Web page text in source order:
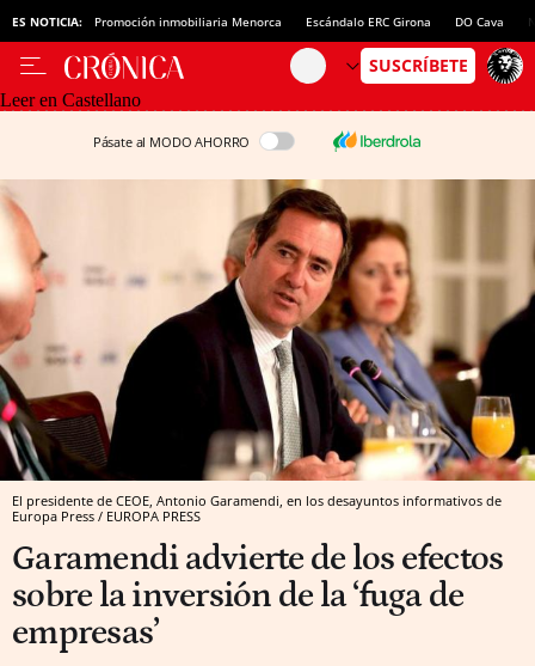
ES NOTICIA: Promoción inmobiliaria Menorca Escándalo ERC Girona DO Cava
Leer en Castellano
Pásate al MODO AHORRO
El presidente de CEOE, Antonio Garamendi, en los desayuntos informativos de
Europa Press / EUROPA PRESS
Garamendi advierte de los efectos
sobre la inversión de la ‘fuga de
empresas’